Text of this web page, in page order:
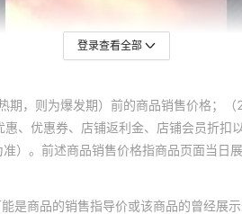
登录查看全部
期，则为爆发期）前的商品销售价格
、优惠券、店铺返利金、店铺会员折
。前述商品销售价格指商品页面当日
商品的销售指导价或该商品的曾经展